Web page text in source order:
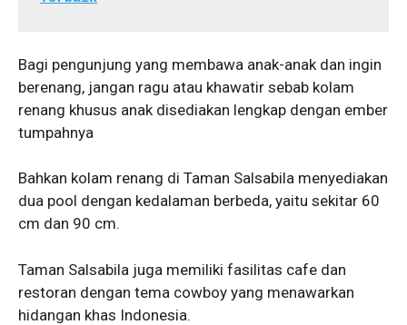
Bagi pengunjung yang membawa anak-anak dan ingin
berenang, jangan ragu atau khawatir sebab kolam
renang khusus anak disediakan lengkap dengan ember
tumpahnya
Bahkan kolam renang di Taman Salsabila menyediakan
dua pool dengan kedalaman berbeda, yaitu sekitar 60
cm dan 90 cm.
Taman Salsabila juga memiliki fasilitas cafe dan
restoran dengan tema cowboy yang menawarkan
hidangan khas Indonesia.